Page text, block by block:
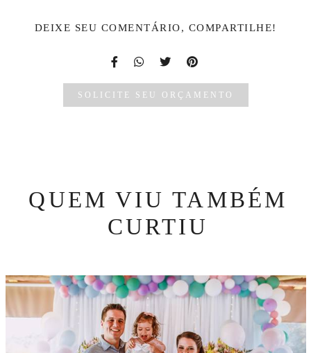
DEIXE SEU COMENTÁRIO, COMPARTILHE!
SOLICITE SEU ORÇAMENTO
QUEM VIU TAMBÉM
CURTIU